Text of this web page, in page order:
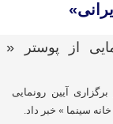
آیین رونمایی